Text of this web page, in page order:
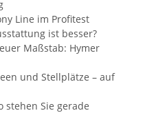
Line im Profitest
ist besser?
Maßstab: Hymer
und Stellplätze – auf
stehen Sie gerade